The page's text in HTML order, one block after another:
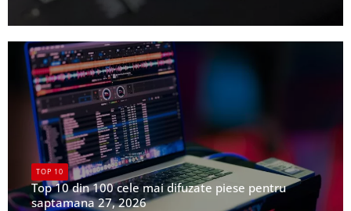
TOP 10
Top 10 din 100 cele mai difuzate piese pentru
saptamana 27, 2026